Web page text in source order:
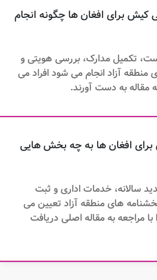
کیش برای افغان ها چگونه انجام
تکمیل مدارک، بررسی هویتی و
آزاد انجام می شود افراد می
مقاله به دست آورند.
افغان ها به چه بخش هایی
سالانه، خدمات اداری و ثبت
های منطقه آزاد تعیین می
با مراجعه به مقاله اصلی دریافت